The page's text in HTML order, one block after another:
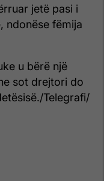
jetë pasi i
ndonëse fëmija
u bërë një
sot drejtori do
Telegrafi/